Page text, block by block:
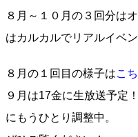
８月～１０月の３回分は
はカルカルでリアルイベ
８月の１回目の様子はこ
９月は17金に生放送予定
にもうひとり調整中。